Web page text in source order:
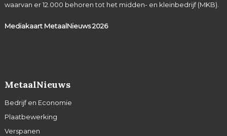
waarvan er 12.000 behoren tot het midden- en kleinbedrijf (MKB).
Mediakaart MetaalNieuws2026
MetaalNieuws
Bedrijf en Economie
Plaatbewerking
Verspanen